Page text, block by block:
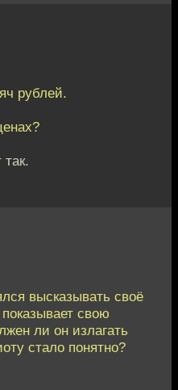
рублей.
высказывать своё
свою
ли он излагать
стало понятно?